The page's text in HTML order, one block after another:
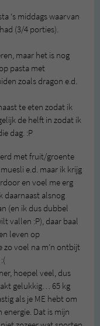
‘s middags waarvan
(3/4 porties).
maar het is nog
pasta met
zoals dragon e.d.
te eten zodat ik
de helft in zodat ik
dag. :P
met fruit/groente
e.d. maar ik krijg
en voel me erg
daarnaast alsnog
(en ik dus dubbel
vallen :P), daar baal
leven op
voel na m’n ontbijt
hoepel veel, dus
gelukkig… 65 kg
als je ME hebt om
Dat is mijn